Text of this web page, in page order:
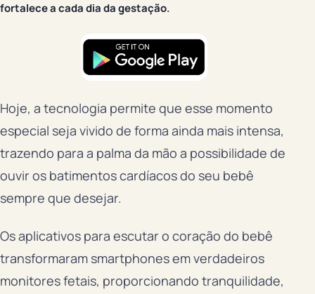
fortalece a cada dia da gestação.
Hoje, a tecnologia permite que esse momento
especial seja vivido de forma ainda mais intensa,
trazendo para a palma da mão a possibilidade de
ouvir os batimentos cardíacos do seu bebê
sempre que desejar.
Os aplicativos para escutar o coração do bebê
transformaram smartphones em verdadeiros
monitores fetais, proporcionando tranquilidade,